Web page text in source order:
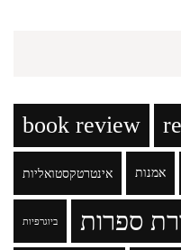
book review
אינטרטקסטואליות אמנות
ביוגרפיות ספרות